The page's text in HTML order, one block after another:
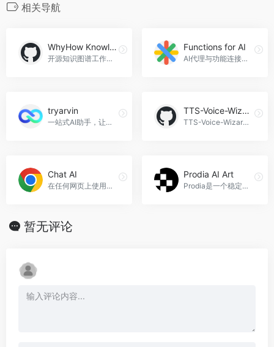
相关导航
WhyHow Knowledge Graph Studio
开源知识图谱工作室，助力构建动态图谱AI工作流
Functions for AI
AI代理与功能连接平台
tryarvin
一站式AI助手，让你在所有网站上聊天、写作、设计，tryarvin官网入口网址
TTS-Voice-Wizard
TTS-Voice-Wizard是一个语音转文本到语音的工具，可以将语音转换为文本，并通过各种语音识别和文本到语音方法将其转换回语音。用户可以将自己说的话作为OSC消息发送到VRChat，以在其头像上显示，TTS-Voice-Wizard官网入口网址
Chat AI
在任何网页上使用的Chat GPT虚拟助手，Chat AI官网入口网址
Prodia AI Art
Prodia是一个稳定易用的AI图像生成API，可轻松将生成式AI集成到您的应用程序中。与AWS相比，Prodia的成本降低了90%，Prodia AI Art官网入口网址
暂无评论